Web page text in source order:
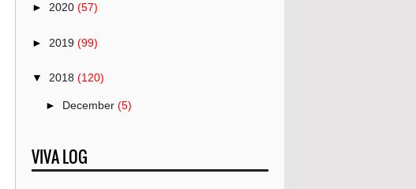
► 2020 (57)
► 2019 (99)
▼ 2018 (120)
► December (5)
►October (13)
VIVA LOG